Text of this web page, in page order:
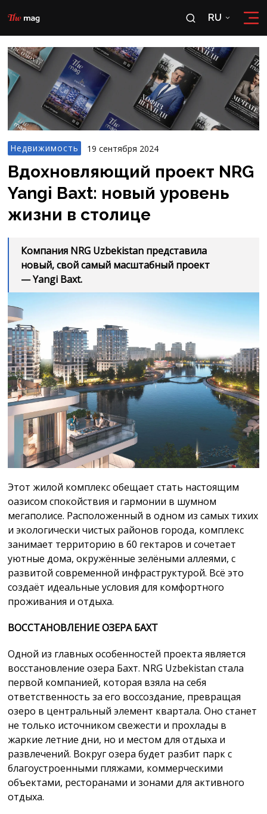
RU
RU
OʻZ
Недвижимость 19 сентября 2024
Вдохновляющий проект NRG
Yangi Baxt: новый уровень
жизни в столице
Компания NRG Uzbekistan представила
новый, свой самый масштабный проект
— Yangi Baxt.
Этот жилой комплекс обещает стать настоящим
оазисом спокойствия и гармонии в шумном
мегаполисе. Расположенный в одном из самых тихих
и экологически чистых районов города, комплекс
занимает территорию в 60 гектаров и сочетает
уютные дома, окружённые зелёными аллеями, с
развитой современной инфраструктурой. Всё это
создаёт идеальные условия для комфортного
проживания и отдыха.
ВОССТАНОВЛЕНИЕ ОЗЕРА БАХТ
Одной из главных особенностей проекта является
восстановление озера Бахт. NRG Uzbekistan стала
первой компанией, которая взяла на себя
ответственность за его воссоздание, превращая
озеро в центральный элемент квартала. Оно станет
не только источником свежести и прохлады в
жаркие летние дни, но и местом для отдыха и
развлечений. Вокруг озера будет разбит парк с
благоустроенными пляжами, коммерческими
объектами, ресторанами и зонами для активного
отдыха.